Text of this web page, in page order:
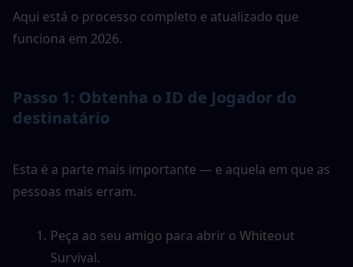
Aqui está o processo completo e atualizado que
funciona em 2026.
Passo 1: Obtenha o ID de Jogador do
destinatário
Esta é a parte mais importante — e aquela em que as
pessoas mais erram.
Peça ao seu amigo para abrir o Whiteout
Survival.